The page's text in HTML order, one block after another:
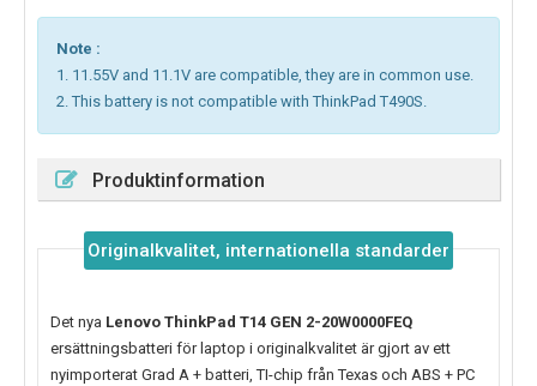
Note :
1. 11.55V and 11.1V are compatible, they are in common use.
2. This battery is not compatible with ThinkPad T490S.
Produktinformation
Originalkvalitet, internationella standarder
Det nya Lenovo ThinkPad T14 GEN 2-20W0000FEQ
ersättningsbatteri för laptop i originalkvalitet är gjort av ett
nyimporterat Grad A + batteri, TI-chip från Texas och ABS + PC